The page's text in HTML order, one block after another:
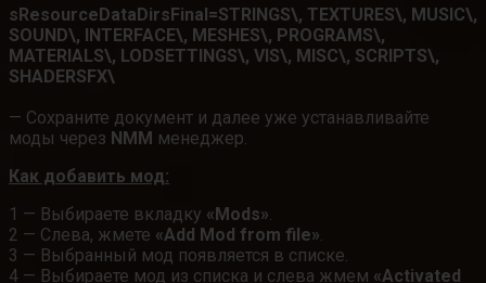
sResourceDataDirsFinal=STRINGS\, TEXTURES\, MUSIC\,
SOUND\, INTERFACE\, MESHES\, PROGRAMS\,
MATERIALS\, LODSETTINGS\, VIS\, MISC\, SCRIPTS\,
SHADERSFX\
— Сохраните документ и далее уже устанавливайте
моды через NMM менеджер.
Как добавить мод:
1 — Выбираете вкладку «Mods».
2 — Слева, жмете «Add Mod from file».
3 — Выбранный мод появляется в списке.
4 — Выбираете мод из списка и слева жмем «Activated